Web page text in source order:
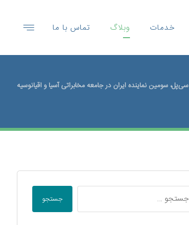
خدمات وبلاگ تماس با ما
سی‌پل، سومین نماینده ایران در جامعه مخابراتی آسیا و اقیانوسیه
جستجو